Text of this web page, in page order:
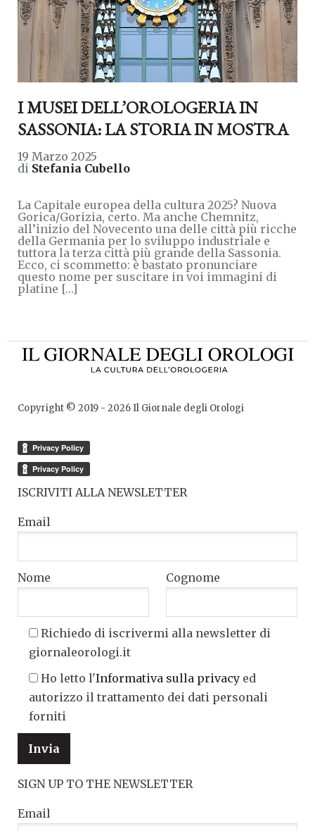
I MUSEI DELL’OROLOGERIA IN
SASSONIA: LA STORIA IN MOSTRA
19 Marzo 2025
di Stefania Cubello
La Capitale europea della cultura 2025? Nuova
Gorica/Gorizia, certo. Ma anche Chemnitz,
all’inizio del Novecento una delle città più ricche
della Germania per lo sviluppo industriale e
tuttora la terza città più grande della Sassonia.
Ecco, ci scommetto: è bastato pronunciare
questo nome per suscitare in voi immagini di
platine […]
Copyright © 2019 - 2026Il Giornale degli Orologi
ISCRIVITI ALLA NEWSLETTER
Email
Nome Cognome
Richiedo di iscrivermi alla newsletter di
giornaleorologi.it
Ho letto l'Informativa sulla privacy ed
autorizzo il trattamento dei dati personali
forniti
SIGN UP TO THE NEWSLETTER
Email